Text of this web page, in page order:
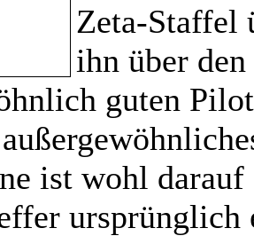
Zeta-Staffel
ihn über
guten
ist wohl